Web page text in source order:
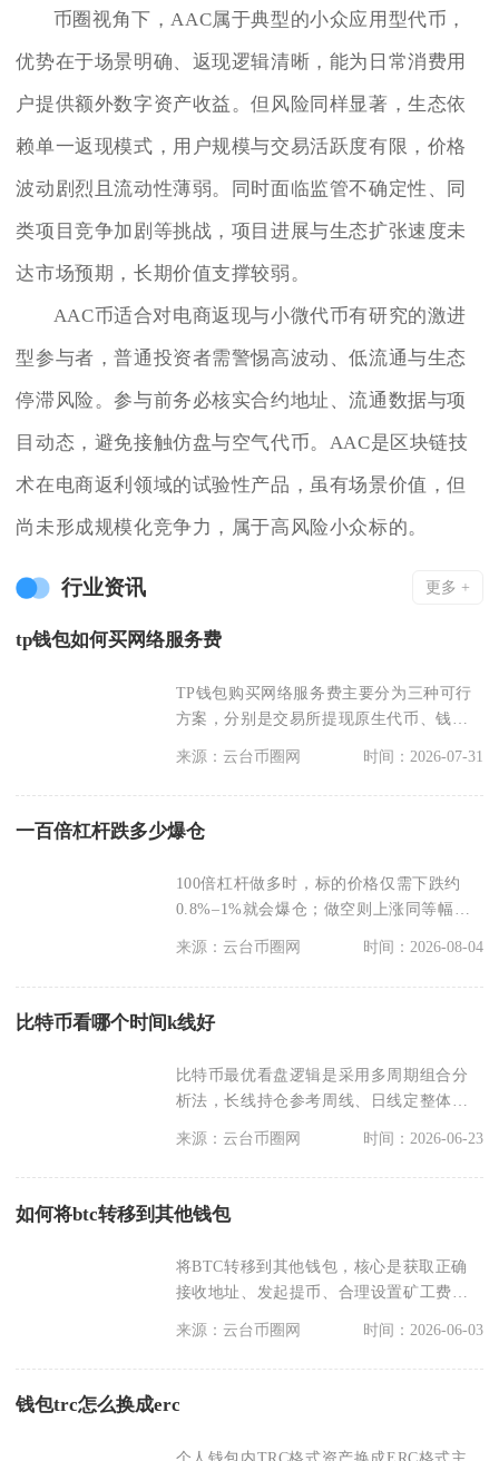
币圈视角下，AAC属于典型的小众应用型代币，
优势在于场景明确、返现逻辑清晰，能为日常消费用
户提供额外数字资产收益。但风险同样显著，生态依
赖单一返现模式，用户规模与交易活跃度有限，价格
波动剧烈且流动性薄弱。同时面临监管不确定性、同
类项目竞争加剧等挑战，项目进展与生态扩张速度未
达市场预期，长期价值支撑较弱。
AAC币适合对电商返现与小微代币有研究的激进
型参与者，普通投资者需警惕高波动、低流通与生态
停滞风险。参与前务必核实合约地址、流通数据与项
目动态，避免接触仿盘与空气代币。AAC是区块链技
术在电商返利领域的试验性产品，虽有场景价值，但
尚未形成规模化竞争力，属于高风险小众标的。
行业资讯 更多 +
tp钱包如何买网络服务费
TP钱包购买网络服务费主要分为三种可行
方案，分别是交易所提现原生代币、钱包
来源：云台币圈网 时间：2026-07-31
一百倍杠杆跌多少爆仓
100倍杠杆做多时，标的价格仅需下跌约
0.8%–1%就会爆仓；做空则上涨同等幅度
即爆仓，这
来源：云台币圈网 时间：2026-08-04
比特币看哪个时间k线好
比特币最优看盘逻辑是采用多周期组合分
析法，长线持仓参考周线、日线定整体趋
来源：云台币圈网 时间：2026-06-23
如何将btc转移到其他钱包
将BTC转移到其他钱包，核心是获取正确
接收地址、发起提币、合理设置矿工费、
来源：云台币圈网 时间：2026-06-03
钱包trc怎么换成erc
个人钱包内TRC格式资产换成ERC格式主